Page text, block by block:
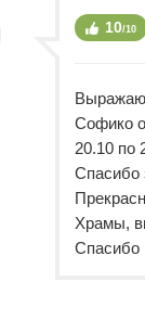
10/10
Выражаю
Софико
20.10 по
Спасибо
Храмы,
Спасибо